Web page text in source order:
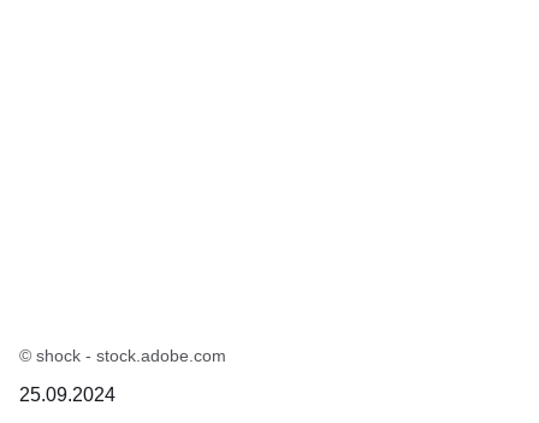
© shock - stock.adobe.com
25.09.2024